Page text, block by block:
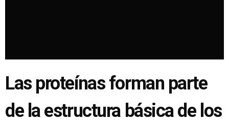
Las proteínas forman parte
de la estructura básica de los